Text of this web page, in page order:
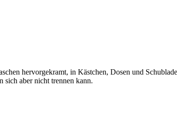
hervorgekramt, in Kästchen, Dosen und
sich aber nicht trennen kann.